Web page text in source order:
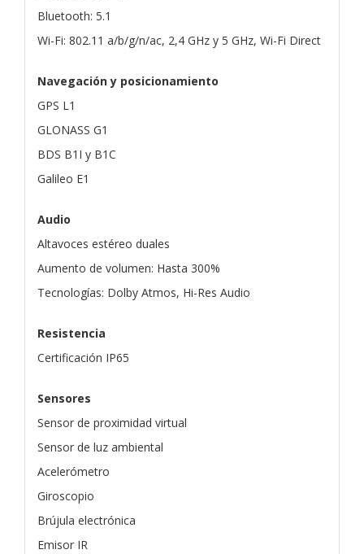
Bluetooth: 5.1
Wi-Fi: 802.11 a/b/g/n/ac, 2,4 GHz y 5 GHz, Wi-Fi Direct
Navegación y posicionamiento
GPS L1
GLONASS G1
BDS B1I y B1C
Galileo E1
Audio
Altavoces estéreo duales
Aumento de volumen: Hasta 300%
Tecnologías: Dolby Atmos, Hi-Res Audio
Resistencia
Certificación IP65
Sensores
Sensor de proximidad virtual
Sensor de luz ambiental
Acelerómetro
Giroscopio
Brújula electrónica
Emisor IR